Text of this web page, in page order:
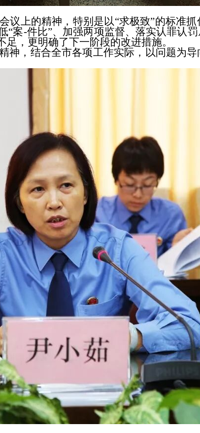
上的精神，特别是以“求极致”的标准
案-件比”、加强两项监督、落实认罪认
，更明确了下一阶段的改进措施。
，结合全市各项工作实际，以问题为导